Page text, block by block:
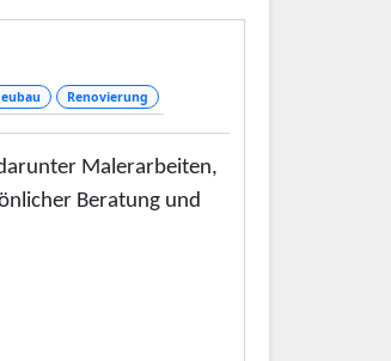
Renovierung
Malerarbeiten,
Beratung und